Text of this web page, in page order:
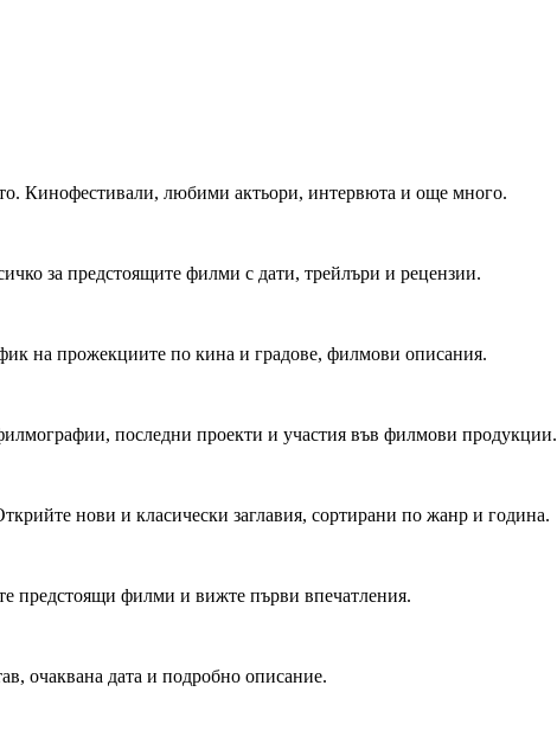
Кинофестивали, любими актьори, интервюта и още много.
за предстоящите филми с дати, трейлъри и рецензии.
на прожекциите по кина и градове, филмови описания.
последни проекти и участия във филмови продукции.
нови и класически заглавия, сортирани по жанр и година.
предстоящи филми и вижте първи впечатления.
очаквана дата и подробно описание.